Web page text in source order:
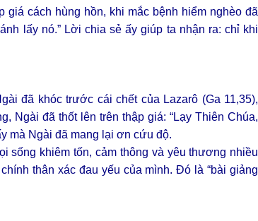
cách hùng hồn, khi mắc bệnh hiểm nghèo đã
lấy nó.” Lời chia sẻ ấy giúp ta nhận ra: chỉ khi
đã khóc trước cái chết của Lazarô (Ga 11,35),
Ngài đã thốt lên trên thập giá: “Lạy Thiên Chúa,
mà Ngài đã mang lại ơn cứu độ.
sống khiêm tốn, cảm thông và yêu thương nhiều
thân xác đau yếu của mình. Đó là “bài giảng